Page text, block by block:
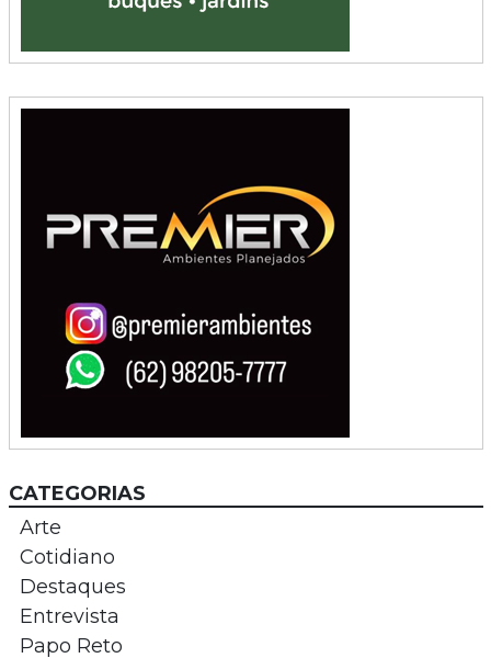
CATEGORIAS
Arte
Cotidiano
Destaques
Entrevista
Papo Reto